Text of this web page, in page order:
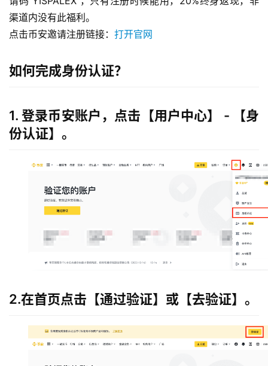
渠道内没有此福利。
点击币安邀请注册链接： 打开官网
如何完成身份认证？
1. 登录币安账户，点击【用户中心】 - 【身
份认证】。
2.在首页点击 【通过验证】 或 【去验证】 。